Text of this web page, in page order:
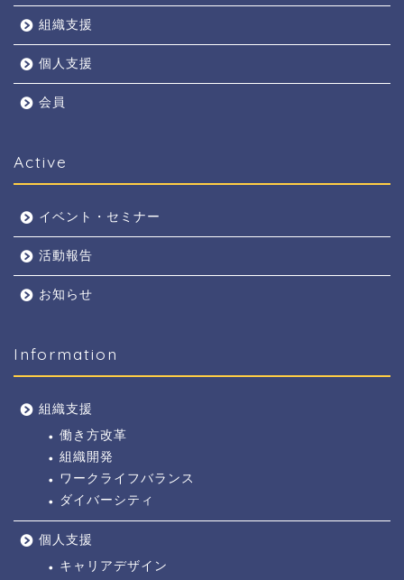
組織支援
個人支援
会員
Active
イベント・セミナー
活動報告
お知らせ
Information
組織支援
働き方改革
組織開発
ワークライフバランス
ダイバーシティ
個人支援
キャリアデザイン